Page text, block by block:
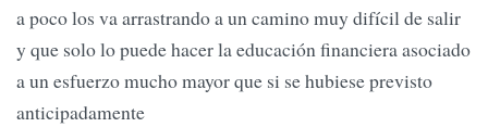
a poco los va arrastrando a un camino muy difícil de salir
y que solo lo puede hacer la educación financiera asociado
a un esfuerzo mucho mayor que si se hubiese previsto
anticipadamente